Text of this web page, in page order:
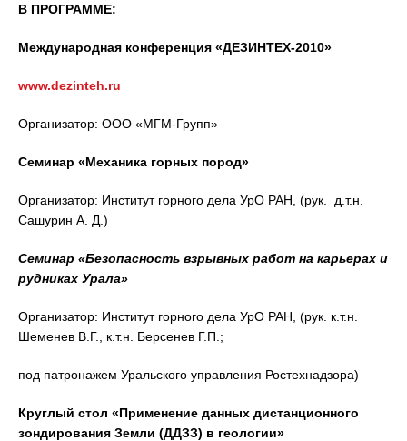
В ПРОГРАММЕ:
Международная конференция «ДЕЗИНТЕХ-2010»
www.dezinteh.ru
Организатор: ООО «МГМ-Групп»
Семинар «Механика горных пород»
Организатор: Институт горного дела УрО РАН, (рук. д.т.н.
Сашурин А. Д.)
Семинар «Безопасность взрывных работ на карьерах и
рудниках Урала»
Организатор: Институт горного дела УрО РАН, (рук. к.т.н.
Шеменев В.Г., к.т.н. Берсенев Г.П.;
под патронажем Уральского управления Ростехнадзора)
Круглый стол «Применение данных дистанционного
зондирования Земли (ДДЗЗ) в геологии»